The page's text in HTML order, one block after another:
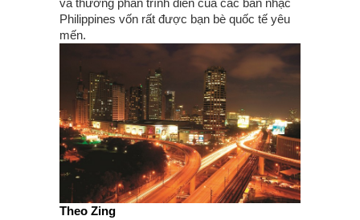
Philippines vốn rất được bạn bè quốc tế yêu
mến.
Theo Zing